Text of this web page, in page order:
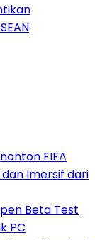
FIFA
Imersif dari
Beta Test
PC